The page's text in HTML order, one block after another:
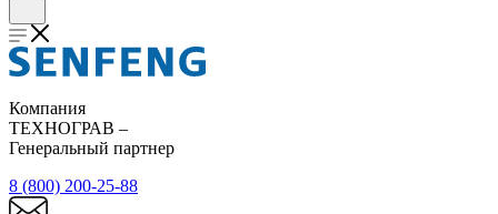
Компания
ТЕХНОГРАВ –
Генеральный партнер
8 (800) 200-25-88